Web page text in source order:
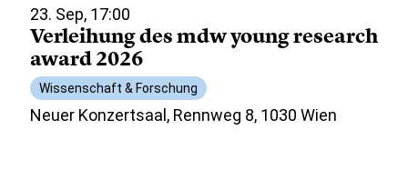
23. Sep, 17:00
Verleihung des mdw young research
award 2026
Wissenschaft & Forschung
Neuer Konzertsaal, Rennweg 8, 1030 Wien